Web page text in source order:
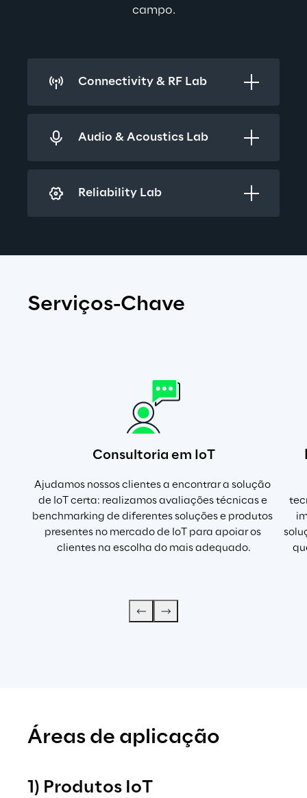
campo.
Connectivity & RF Lab
Audio & Acoustics Lab
Reliability Lab
Serviços-Chave
Consultoria em IoT
Ajudamos nossos clientes a encontrar a solução
de IoT certa: realizamos avaliações técnicas e
benchmarking de diferentes soluções e produtos
presentes no mercado de IoT para apoiar os
clientes na escolha do mais adequado.
Áreas de aplicação
1) Produtos IoT